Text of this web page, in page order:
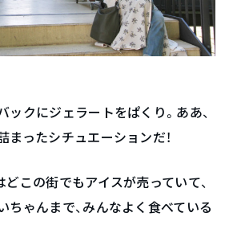
ックにジェラートをぱくり。ああ、
まったシチュエーションだ！
この街でもアイスが売っていて、
ちゃんまで、みんなよく食べている